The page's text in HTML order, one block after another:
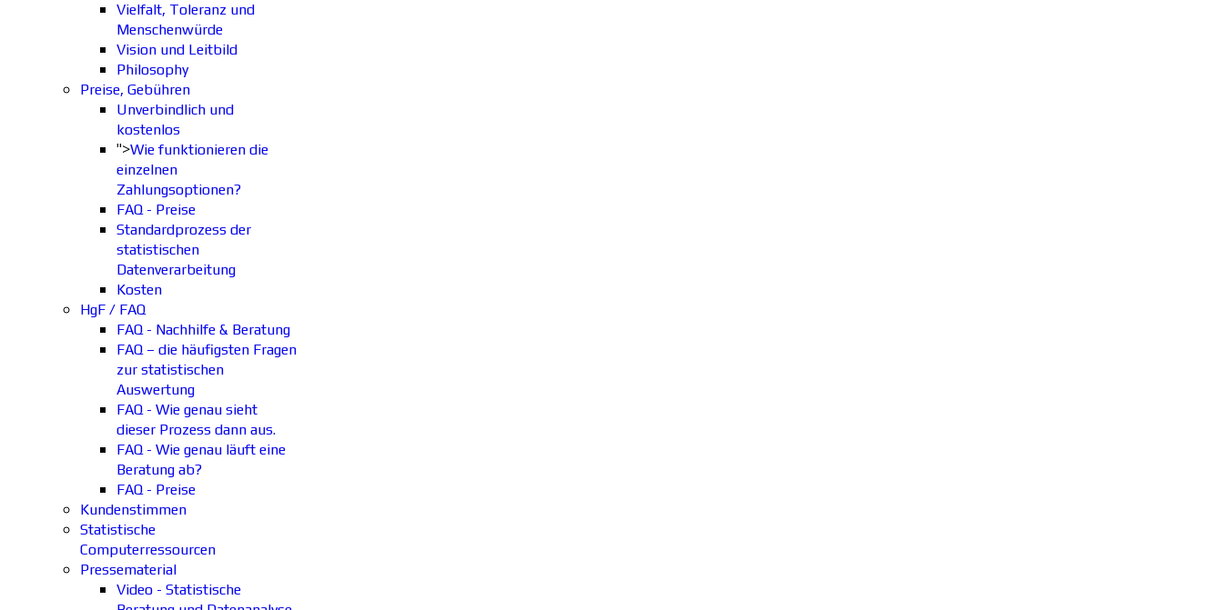
Vielfalt, Toleranz und
Menschenwürde
Vision und Leitbild
Philosophy
Preise, Gebühren
Unverbindlich und
kostenlos
">Wie funktionieren die
einzelnen
Zahlungsoptionen?
FAQ - Preise
Standardprozess der
statistischen
Datenverarbeitung
Kosten
HgF / FAQ
FAQ - Nachhilfe & Beratung
FAQ – die häufigsten Fragen
zur statistischen
Auswertung
FAQ - Wie genau sieht
dieser Prozess dann aus.
FAQ - Wie genau läuft eine
Beratung ab?
FAQ - Preise
Kundenstimmen
Statistische
Computerressourcen
Pressematerial
Video - Statistische